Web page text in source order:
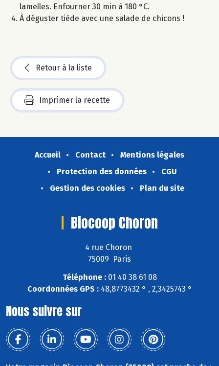
lamelles. Enfourner 30 min à 180 °C.
À déguster tiède avec une salade de chicons !
Retour à la liste
Imprimer la recette
Accueil Contact
Mentions légales
Protection des données
CGU
Gestion des cookies
Plan du site
Biocoop Choron
4 rue Choron
75009 Paris
Téléphone :01 40 38 61 08
Coordonnées GPS :48,8773432 ° , 2,3425743 °
Nous suivre sur